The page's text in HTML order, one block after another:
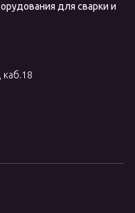
для сварки и
каб.18